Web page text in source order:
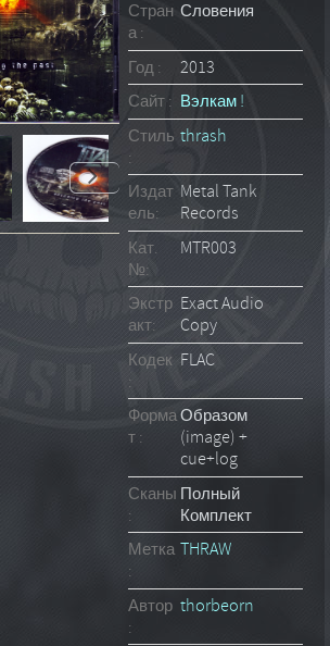
Стран
а :
Словения
Год :
2013
Сайт : Вэлкам !
Стиль
:
thrash
Издат
ель:
Metal Tank
Records
Кат.
№:
MTR003
Экстр
акт:
Exact Audio
Copy
Кодек
:
FLAC
Форма
т :
Образом
(image) +
cue+log
Сканы
:
Полный
Комплект
Метка
:
THRAW
Автор
:
thorbeorn